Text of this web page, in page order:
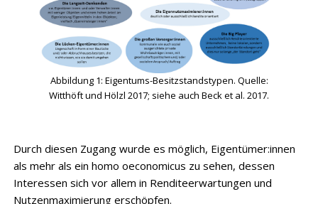
Abbildung 1: Eigentums-Besitzstandstypen. Quelle:
Witthöft und Hölzl 2017; siehe auch Beck et al. 2017.
Durch diesen Zugang wurde es möglich, Eigentümer:innen
als mehr als ein homo oeconomicus zu sehen, dessen
Interessen sich vor allem in Renditeerwartungen und
Nutzenmaximierung erschöpfen.